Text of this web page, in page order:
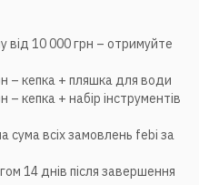
від 10 000 грн – отримуйте
– кепка + пляшка для води
– кепка + набір інструментів
сума всіх замовлень febi за
14 днів після завершення